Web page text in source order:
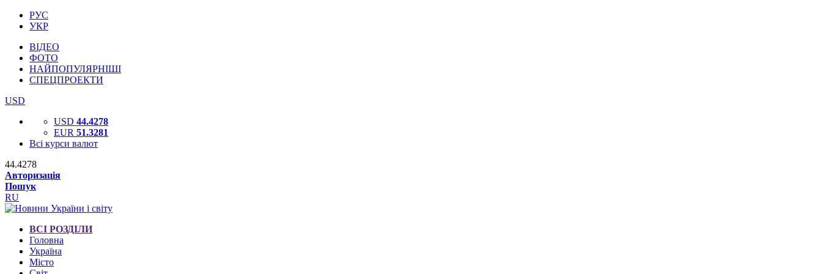
РУС
УКР
ВІДЕО
ФОТО
НАЙПОПУЛЯРНІШІ
СПЕЦПРОЕКТИ
USD
USD 44.4278
EUR 51.3281
Всі курси валют
44.4278
Авторизація
Пошук
RU
ВСІ РОЗДІЛИ
Головна
Україна
Місто